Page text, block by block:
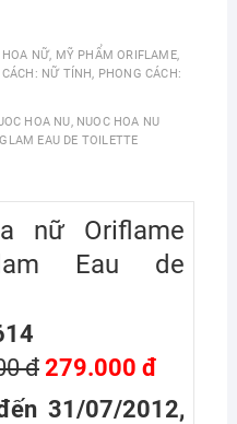
NỮ, MỸ PHẨM ORIFLAME,
CÁCH: NỮ TÍNH, PHONG CÁCH:
HOA NU, NUOC HOA NU
EAU DE TOILETTE
nữ Oriflame
Eau de
đ279.000 đ
31/07/2012,